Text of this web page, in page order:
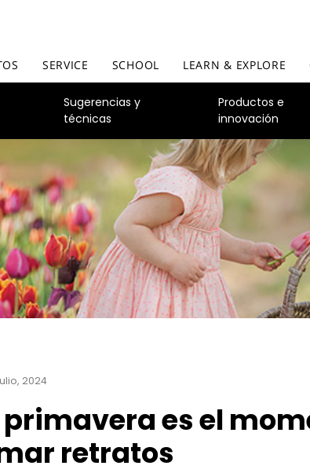
SERVICE SCHOOL LEARN & EXPLORE
Sugerencias y
técnicas
Productos e
innovación
2024
primavera es el
retratos